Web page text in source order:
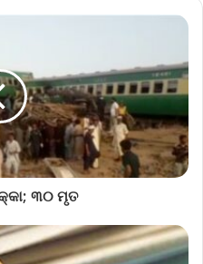
୩୦ ମୃତ